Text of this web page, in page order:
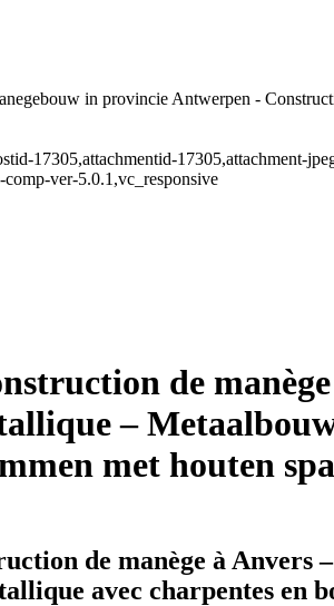
in provincie Antwerpen -
17305,attachmentid-17305,attachment-
ver-5.0.1,vc_responsive
de
–
met houten
de manège à
avec charpentes en